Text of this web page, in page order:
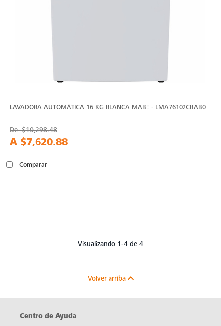
LAVADORA AUTOMÁTICA 16 KG BLANCA MABE - LMA76102CBAB0
De$10,298.48
A $7,620.88
Comparar
Visualizando 1-4 de 4
Volver arriba
Centro de Ayuda